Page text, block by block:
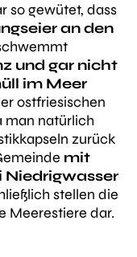
so gewütet, dass
an den
und gar nicht
im Meer
ostfriesischen
man natürlich
zurück
mit
Niedrigwasser
stellen die
Meerestiere dar.